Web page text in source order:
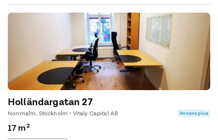
Holländargatan 27
Norrmalm, Stockholm • Vitaly Capital AB Annons plus
17 m²